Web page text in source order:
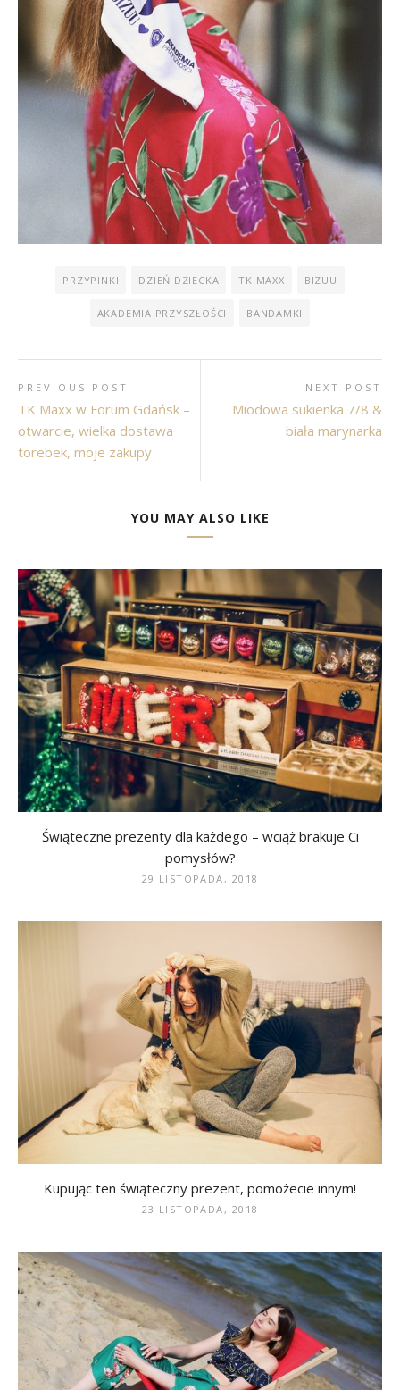
PRZYPINKI DZIEŃ DZIECKA TK MAXX BIZUU
AKADEMIA PRZYSZŁOŚCI BANDAMKI
PREVIOUS POST
TK Maxx w Forum Gdańsk –
otwarcie, wielka dostawa
torebek, moje zakupy
NEXT POST
Miodowa sukienka 7/8 &
biała marynarka
YOU MAY ALSO LIKE
Świąteczne prezenty dla każdego – wciąż brakuje Ci
pomysłów?
29 LISTOPADA, 2018
Kupując ten świąteczny prezent, pomożecie innym!
23 LISTOPADA, 2018